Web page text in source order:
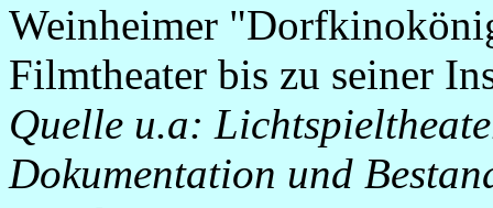
Weinheimer
Filmtheater bis zu seiner
Quelle u.a:
Dokumentation und